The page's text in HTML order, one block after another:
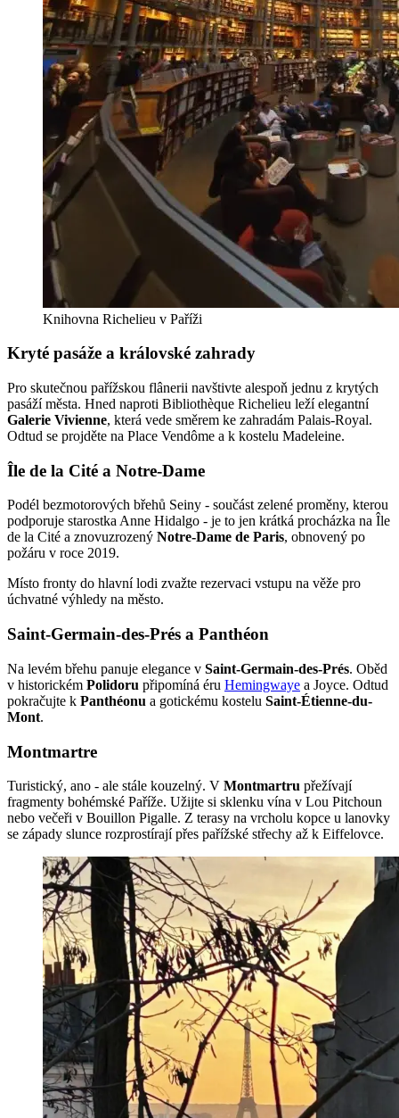
Knihovna Richelieu v Paříži
Kryté pasáže a královské zahrady
Pro skutečnou pařížskou flânerii navštivte alespoň jednu z krytých
pasáží města. Hned naproti Bibliothèque Richelieu leží elegantní
Galerie Vivienne, která vede směrem ke zahradám Palais-Royal.
Odtud se projděte na Place Vendôme a k kostelu Madeleine.
Île de la Cité a Notre-Dame
Podél bezmotorových břehů Seiny - součást zelené proměny, kterou
podporuje starostka Anne Hidalgo - je to jen krátká procházka na Île
de la Cité a znovuzrozený Notre-Dame de Paris, obnovený po
požáru v roce 2019.
Místo fronty do hlavní lodi zvažte rezervaci vstupu na věže pro
úchvatné výhledy na město.
Saint-Germain-des-Prés a Panthéon
Na levém břehu panuje elegance v Saint-Germain-des-Prés. Oběd
v historickém Polidoru připomíná éru Hemingwaye a Joyce. Odtud
pokračujte k Panthéonu a gotickému kostelu Saint-Étienne-du-
Mont.
Montmartre
Turistický, ano - ale stále kouzelný. V Montmartru přežívají
fragmenty bohémské Paříže. Užijte si sklenku vína v Lou Pitchoun
nebo večeři v Bouillon Pigalle. Z terasy na vrcholu kopce u lanovky
se západy slunce rozprostírají přes pařížské střechy až k Eiffelovce.